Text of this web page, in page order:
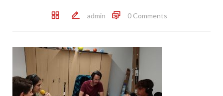
admin 0 Comments